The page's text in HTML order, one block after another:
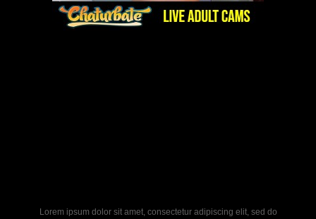
Lorem ipsum dolor sit amet, consectetur adipiscing elit, sed do